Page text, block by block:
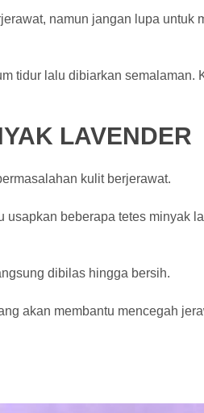
namun jangan lupa untuk
tidur lalu dibiarkan semalaman.
LAVENDER
kulit berjerawat.
beberapa tetes minyak
dibilas hingga bersih.
akan membantu mencegah